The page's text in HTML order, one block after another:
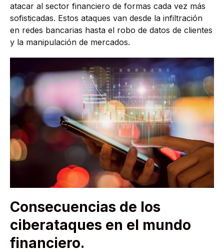
atacar al sector financiero de formas cada vez más
sofisticadas. Estos ataques van desde la infiltración
en redes bancarias hasta el robo de datos de clientes
y la manipulación de mercados.
Consecuencias de los
ciberataques en el mundo
financiero.